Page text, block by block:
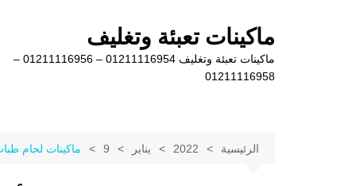
ماكينات تعبئة وتغليف
ماكينات تعبئة وتغليف 01211116954 – 01211116956 –
01211116958
الرئيسية 2022 يناير 9 ماكينات لحام